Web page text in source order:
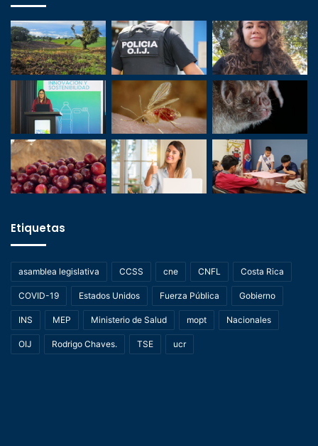
Etiquetas
asamblea legislativa CCSS cne CNFL Costa Rica
COVID-19 Estados Unidos Fuerza Pública Gobierno
INS MEP Ministerio de Salud mopt Nacionales
OIJ Rodrigo Chaves. TSE ucr